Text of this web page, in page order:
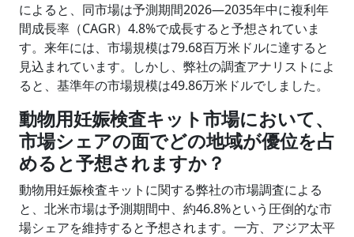
によると、同市場は予測期間2026―2035年中に複利年
間成長率（CAGR）4.8%で成長すると予想されていま
す。来年には、市場規模は79.68百万米ドルに達すると
見込まれています。しかし、弊社の調査アナリストによ
ると、基準年の市場規模は49.86万米ドルでしました。
動物用妊娠検査キット市場において、
市場シェアの面でどの地域が優位を占
めると予想されますか？
動物用妊娠検査キットに関する弊社の市場調査による
と、北米市場は予測期間中、約46.8%という圧倒的な市
場シェアを維持すると予想されます。一方、アジア太平